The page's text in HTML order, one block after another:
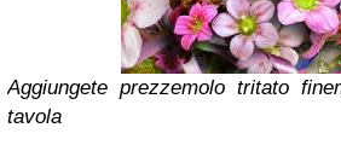
Aggiungete prezzemolo tritato
tavola